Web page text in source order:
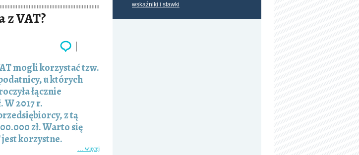
wskaźniki i stawki
VAT?
mogli korzystać tzw.
u których
łącznie
2017 r.
z tą
zł. Warto się
korzystne.
… więcej